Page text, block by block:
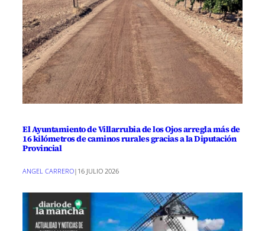
El Ayuntamiento de Villarrubia de los Ojos arregla más de
16 kilómetros de caminos rurales gracias a la Diputación
Provincial
ANGEL CARRERO| 16 JULIO 2026